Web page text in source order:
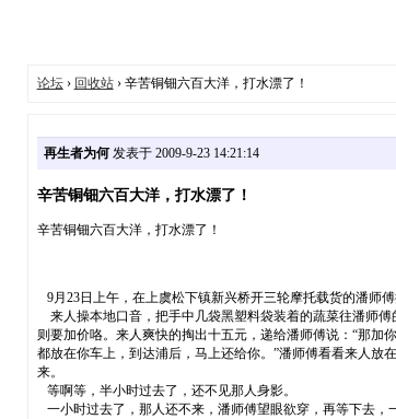
论坛› 回收站› 辛苦铜钿六百大洋，打水漂了！
再生者为何发表于 2009-9-23 14:21:14
辛苦铜钿六百大洋，打水漂了！
辛苦铜钿六百大洋，打水漂了！
9月23日上午，在上虞松下镇新兴桥开三轮摩托载货的潘师傅
来人操本地口音，把手中几袋黑塑料袋装着的蔬菜往潘师傅
则要加价咯。来人爽快的掏出十五元，递给潘师傅说：“那加
都放在你车上，到达浦后，马上还给你。”潘师傅看看来人放
来。
等啊等，半小时过去了，还不见那人身影。
一小时过去了，那人还不来，潘师傅望眼欲穿，再等下去